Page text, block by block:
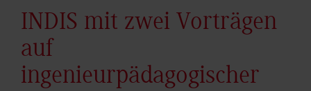
INDIS mit zwei Vorträgen
auf
ingenieurpädagogischer